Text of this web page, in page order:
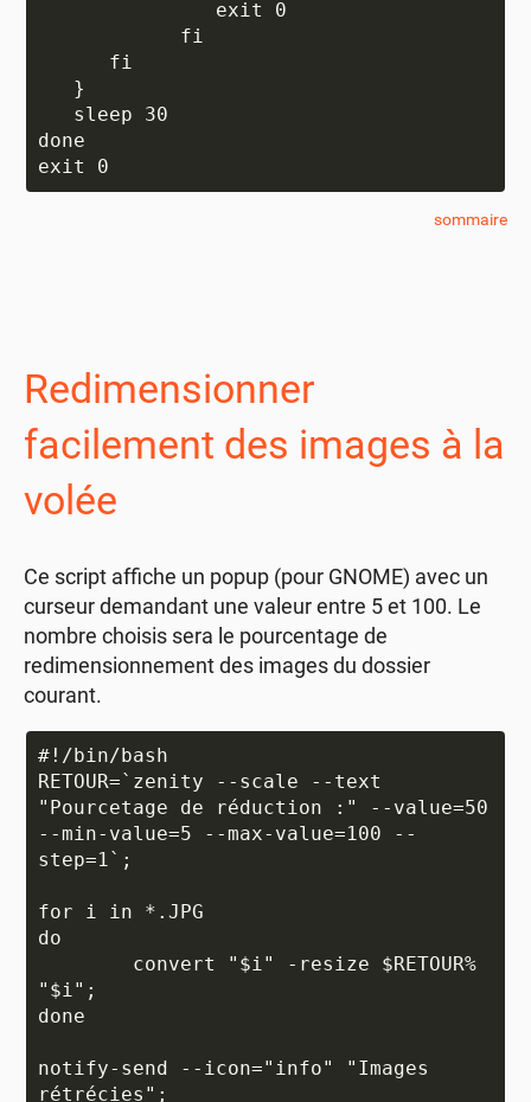
done
sommaire
Redimensionner
facilement des images à la
volée
Ce script affiche un popup (pour GNOME) avec un
curseur demandant une valeur entre 5 et 100. Le
nombre choisis sera le pourcentage de
redimensionnement des images du dossier
courant.
#!/bin/bash
RETOUR=`zenity --scale --text
"Pourcetage de réduction :" --value=50
--min-value=5 --max-value=100 --
step=1`;
for i in *.JPG
do
"$i";
done
notify-send --icon="info" "Images